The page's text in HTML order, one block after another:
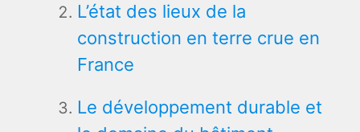
L’état des lieux de la
construction en terre crue en
France
Le développement durable et